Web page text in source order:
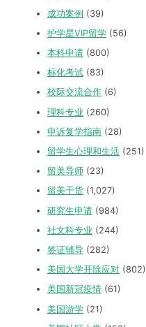
成功案例 (39)
护学星VIP留学 (56)
本科申请 (800)
标化考试 (83)
校际交流合作 (6)
理科专业 (260)
申诉复学指南 (28)
留学生心理和生活 (251)
留美导师 (23)
留美干货 (1,027)
研究生申请 (984)
社文科专业 (244)
签证辅导 (282)
美国大学开除应对 (802)
美国新冠疫情 (61)
美国游学 (21)